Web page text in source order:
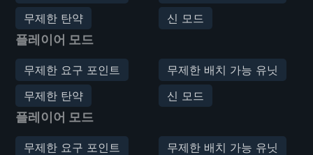
무제한 탄약
신 모드
플레이어 모드
무제한 요구 포인트
무제한 배치 가능 유닛
무제한 탄약
신 모드
플레이어 모드
무제한 요구 포인트
무제한 배치 가능 유닛